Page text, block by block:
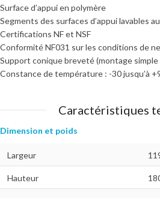
Surface d’appui en polymère
Segments des surfaces d’appui lavables
Certifications NF et NSF
Conformité NF031 sur les conditions de
Support conique breveté (montage simple
Constance de température : -30 jusqu’à
Caractéristiques
Dimension et poids
Largeur
Hauteur